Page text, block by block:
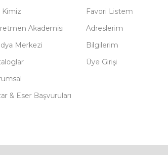
Kimiz
Akademisi
Merkezi
& Eser Başvuruları
Favori Listem
Adreslerim
Bilgilerim
Üye Girişi